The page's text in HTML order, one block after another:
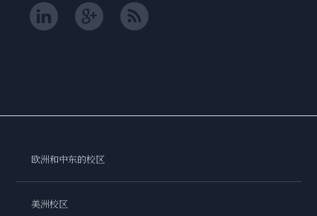
欧洲和中东的校区
美洲校区